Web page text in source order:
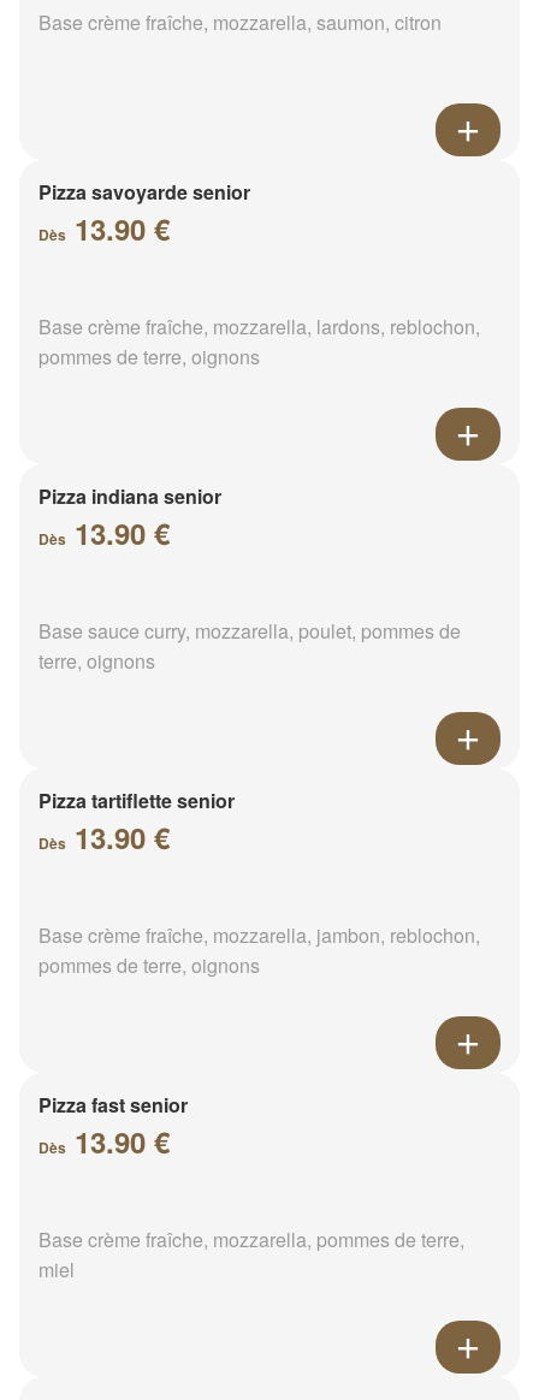
Base crème fraîche, mozzarella, saumon, citron
Pizza savoyarde senior
Dès 13.90 €
Base crème fraîche, mozzarella, lardons, reblochon,
pommes de terre, oignons
Pizza indiana senior
Dès 13.90 €
Base sauce curry, mozzarella, poulet, pommes de
terre, oignons
Pizza tartiflette senior
Dès 13.90 €
Base crème fraîche, mozzarella, jambon, reblochon,
pommes de terre, oignons
Pizza fast senior
Dès 13.90 €
Base crème fraîche, mozzarella, pommes de terre,
miel